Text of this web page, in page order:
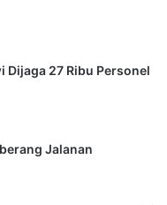
Dijaga 27 Ribu Personel
Jalanan